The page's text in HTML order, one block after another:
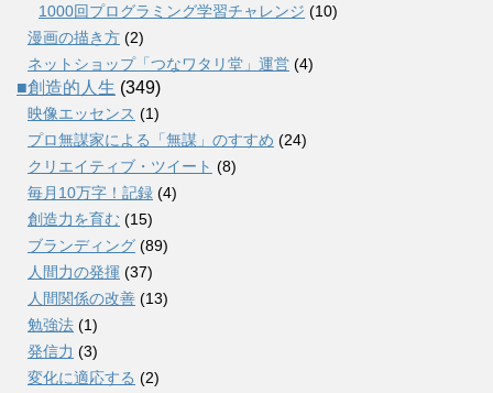
1000回プログラミング学習チャレンジ (10)
漫画の描き方 (2)
ネットショップ「つなワタリ堂」運営 (4)
■創造的人生 (349)
映像エッセンス (1)
プロ無謀家による「無謀」のすすめ (24)
クリエイティブ・ツイート (8)
毎月10万字！記録 (4)
創造力を育む (15)
ブランディング (89)
人間力の発揮 (37)
人間関係の改善 (13)
勉強法 (1)
発信力 (3)
変化に適応する (2)